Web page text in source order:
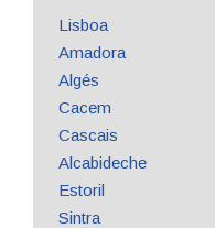
Lisboa
Amadora
Algés
Cacem
Cascais
Alcabideche
Estoril
Sintra